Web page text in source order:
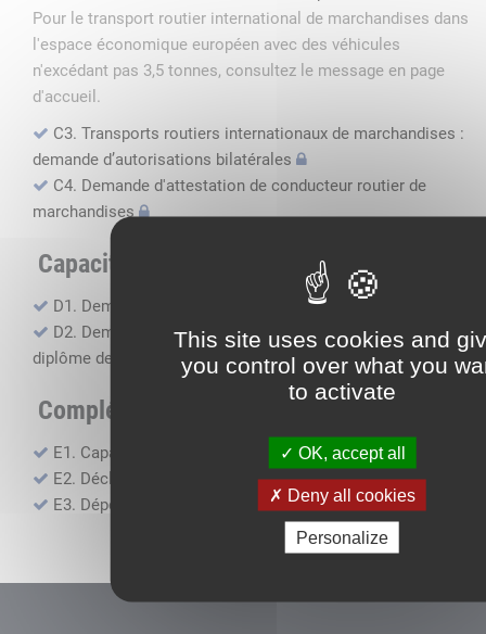
This site uses cookies and
you control over what you
to activate
OK, accept all
Deny all cookies
Personalize
Pour le transport routier international de marchandises dans
l'espace économique européen avec des véhicules
n'excédant pas 3,5 tonnes, consultez le message en page
d'accueil.
C3. Transports routiers internationaux de marchandises :
demande d’autorisations bilatérales
C4. Demande d'attestation de conducteur routier de
marchandises
Capacité professionnelle
D1. Demande d’attestation de capacité professionnelle
D2. Demande de certificat attestant l'obtention du
diplôme de capacité professionnelle
Compléments, suivi financier
E1. Capacité financière
E2. Déclaration de sous-traitance
E3. Dépôt des comptes annuels